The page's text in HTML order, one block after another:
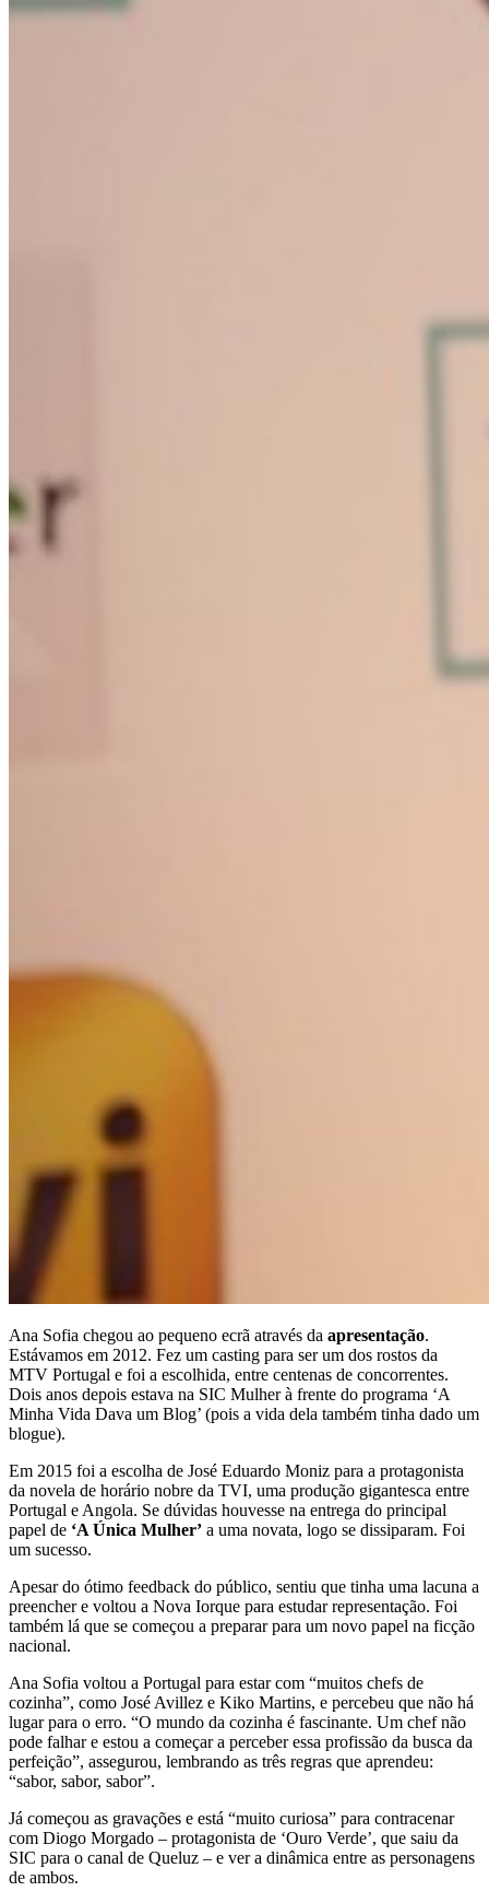
Ana Sofia chegou ao pequeno ecrã através da apresentação.
Estávamos em 2012. Fez um casting para ser um dos rostos da
MTV Portugal e foi a escolhida, entre centenas de concorrentes.
Dois anos depois estava na SIC Mulher à frente do programa ‘A
Minha Vida Dava um Blog’ (pois a vida dela também tinha dado um
blogue).
Em 2015 foi a escolha de José Eduardo Moniz para a protagonista
da novela de horário nobre da TVI, uma produção gigantesca entre
Portugal e Angola. Se dúvidas houvesse na entrega do principal
papel de ‘A Única Mulher’ a uma novata, logo se dissiparam. Foi
um sucesso.
Apesar do ótimo feedback do público, sentiu que tinha uma lacuna a
preencher e voltou a Nova Iorque para estudar representação. Foi
também lá que se começou a preparar para um novo papel na ficção
nacional.
Ana Sofia voltou a Portugal para estar com “muitos chefs de
cozinha”, como José Avillez e Kiko Martins, e percebeu que não há
lugar para o erro. “O mundo da cozinha é fascinante. Um chef não
pode falhar e estou a começar a perceber essa profissão da busca da
perfeição”, assegurou, lembrando as três regras que aprendeu:
“sabor, sabor, sabor”.
Já começou as gravações e está “muito curiosa” para contracenar
com Diogo Morgado – protagonista de ‘Ouro Verde’, que saiu da
SIC para o canal de Queluz – e ver a dinâmica entre as personagens
de ambos.